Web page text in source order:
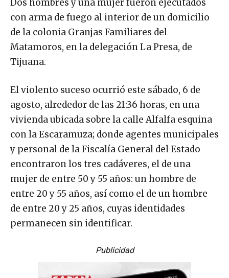
Dos hombres y una mujer fueron ejecutados
con arma de fuego al interior de un domicilio
de la colonia Granjas Familiares del
Matamoros, en la delegación La Presa, de
Tijuana.
El violento suceso ocurrió este sábado, 6 de
agosto, alrededor de las 21:36 horas, en una
vivienda ubicada sobre la calle Alfalfa esquina
con la Escaramuza; donde agentes municipales
y personal de la Fiscalía General del Estado
encontraron los tres cadáveres, el de una
mujer de entre 50 y 55 años: un hombre de
entre 20 y 55 años, así como el de un hombre
de entre 20 y 25 años, cuyas identidades
permanecen sin identificar.
Publicidad